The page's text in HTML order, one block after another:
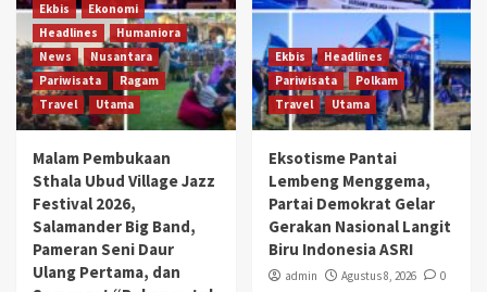
Ekbis
Ekonomi
Headlines
Humaniora
News
Nusantara
Pariwisata
Ragam
Travel
Utama
Malam Pembukaan
Sthala Ubud Village Jazz
Festival 2026,
Salamander Big Band,
Pameran Seni Daur
Ulang Pertama, dan
Ekbis
Headlines
Pariwisata
Polkam
Travel
Utama
Eksotisme Pantai
Lembeng Menggema,
Partai Demokrat Gelar
Gerakan Nasional Langit
Biru Indonesia ASRI
admin Agustus 8, 2026 0